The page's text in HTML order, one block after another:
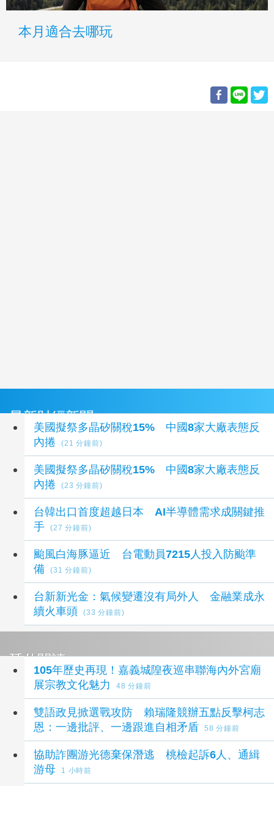
本月適合去哪玩
最新財經新聞
美國擬祭多晶矽關稅15% 中國8家大廠表態反
內捲
(21 分鐘前)
美國擬祭多晶矽關稅15% 中國8家大廠表態反
內捲
(23 分鐘前)
台韓出口首度超越日本 AI半導體需求成關鍵推
手
(27 分鐘前)
颱風白海豚逼近 台電動員7215人投入防颱準
備
(31 分鐘前)
台新新光金：氣候變遷沒有局外人 金融業成永
續火車頭
(33 分鐘前)
延伸閱讀
105年歷史再現！嘉義城隍夜巡串聯海內外宮廟
展宗教文化魅力
48 分鐘前
雙語政見掀選戰攻防 賴瑞隆競辦五點反擊柯志
恩：一邊批評、一邊跟進自相矛盾
58 分鐘前
協助詐團游光德棄保潛逃 桃檢起訴6人、通緝
游母
1 小時前